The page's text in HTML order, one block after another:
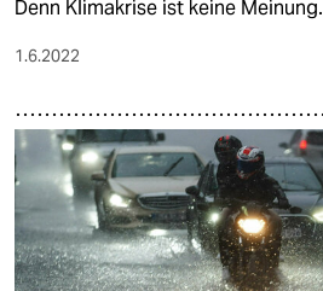
Denn Klimakrise ist keine Meinung.
1.6.2022